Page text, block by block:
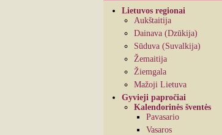
Lietuvos regionai
Aukštaitija
Dainava (Dzūkija)
Sūduva (Suvalkija)
Žemaitija
Žiemgala
Mažoji Lietuva
Gyvieji papročiai
Kalendorinės šventės
Pavasario
Vasaros